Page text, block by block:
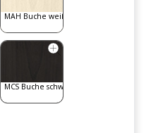
MAH Buche weiß gebeizt
MCS Buche schwarz